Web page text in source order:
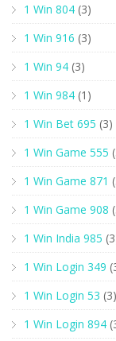
1 Win 804 (3)
1 Win 916 (3)
1 Win 94 (3)
1 Win 984 (1)
1 Win Bet 695 (3)
1 Win Game 555
1 Win Game 871
1 Win Game 908
1 Win India 985
1 Win Login 349
1 Win Login 53 (3)
1 Win Login 894